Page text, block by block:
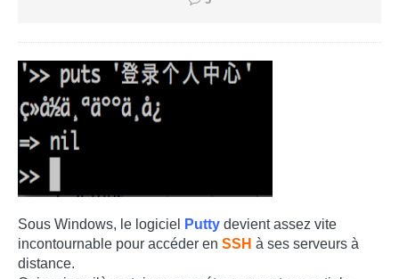
Sous Windows, le logiciel Putty devient assez vite
incontournable pour accéder en SSH à ses serveurs à
distance.